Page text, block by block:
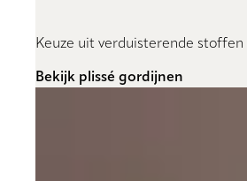
Keuze uit verduisterende
Bekijk plissé gordijnen